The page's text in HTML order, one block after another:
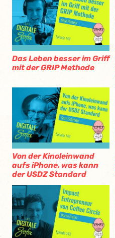
Das Leben besser im Griff
mit der GRIP Methode
Von der Kinoleinwand
aufs iPhone, was kann
der USDZ Standard